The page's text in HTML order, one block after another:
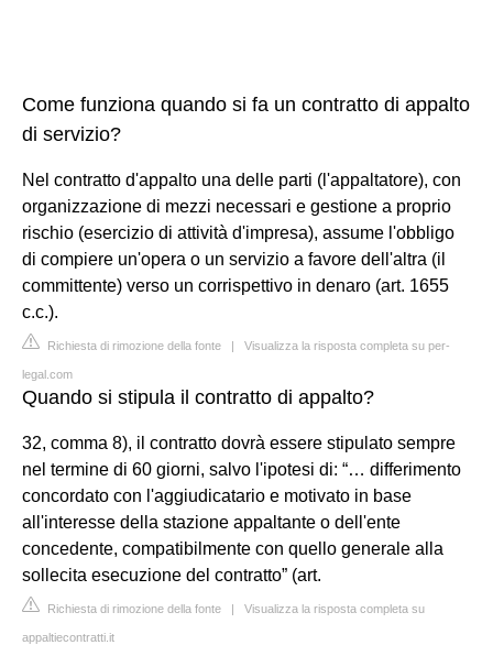
Come funziona quando si fa un contratto di appalto
di servizio?
Nel contratto d'appalto una delle parti (l'appaltatore), con
organizzazione di mezzi necessari e gestione a proprio
rischio (esercizio di attività d'impresa), assume l'obbligo
di compiere un'opera o un servizio a favore dell'altra (il
committente) verso un corrispettivo in denaro (art. 1655
c.c.).
Richiesta di rimozione della fonte | Visualizza la risposta completa su per-
legal.com
Quando si stipula il contratto di appalto?
32, comma 8), il contratto dovrà essere stipulato sempre
nel termine di 60 giorni, salvo l'ipotesi di: “… differimento
concordato con l'aggiudicatario e motivato in base
all'interesse della stazione appaltante o dell'ente
concedente, compatibilmente con quello generale alla
sollecita esecuzione del contratto” (art.
Richiesta di rimozione della fonte | Visualizza la risposta completa su
appaltiecontratti.it